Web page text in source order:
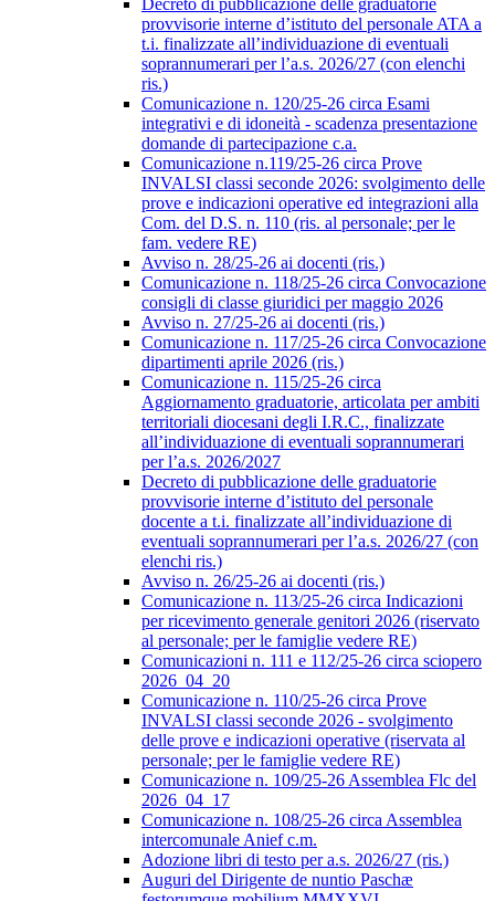
Decreto di pubblicazione delle graduatorie
provvisorie interne d’istituto del personale ATA a
t.i. finalizzate all’individuazione di eventuali
soprannumerari per l’a.s. 2026/27 (con elenchi
ris.)
Comunicazione n. 120/25-26 circa Esami
integrativi e di idoneità - scadenza presentazione
domande di partecipazione c.a.
Comunicazione n.119/25-26 circa Prove
INVALSI classi seconde 2026: svolgimento delle
prove e indicazioni operative ed integrazioni alla
Com. del D.S. n. 110 (ris. al personale; per le
fam. vedere RE)
Avviso n. 28/25-26 ai docenti (ris.)
Comunicazione n. 118/25-26 circa Convocazione
consigli di classe giuridici per maggio 2026
Avviso n. 27/25-26 ai docenti (ris.)
Comunicazione n. 117/25-26 circa Convocazione
dipartimenti aprile 2026 (ris.)
Comunicazione n. 115/25-26 circa
Aggiornamento graduatorie, articolata per ambiti
territoriali diocesani degli I.R.C., finalizzate
all’individuazione di eventuali soprannumerari
per l’a.s. 2026/2027
Decreto di pubblicazione delle graduatorie
provvisorie interne d’istituto del personale
docente a t.i. finalizzate all’individuazione di
eventuali soprannumerari per l’a.s. 2026/27 (con
elenchi ris.)
Avviso n. 26/25-26 ai docenti (ris.)
Comunicazione n. 113/25-26 circa Indicazioni
per ricevimento generale genitori 2026 (riservato
al personale; per le famiglie vedere RE)
Comunicazioni n. 111 e 112/25-26 circa sciopero
2026_04_20
Comunicazione n. 110/25-26 circa Prove
INVALSI classi seconde 2026 - svolgimento
delle prove e indicazioni operative (riservata al
personale; per le famiglie vedere RE)
Comunicazione n. 109/25-26 Assemblea Flc del
2026_04_17
Comunicazione n. 108/25-26 circa Assemblea
intercomunale Anief c.m.
Adozione libri di testo per a.s. 2026/27 (ris.)
Auguri del Dirigente de nuntio Paschæ